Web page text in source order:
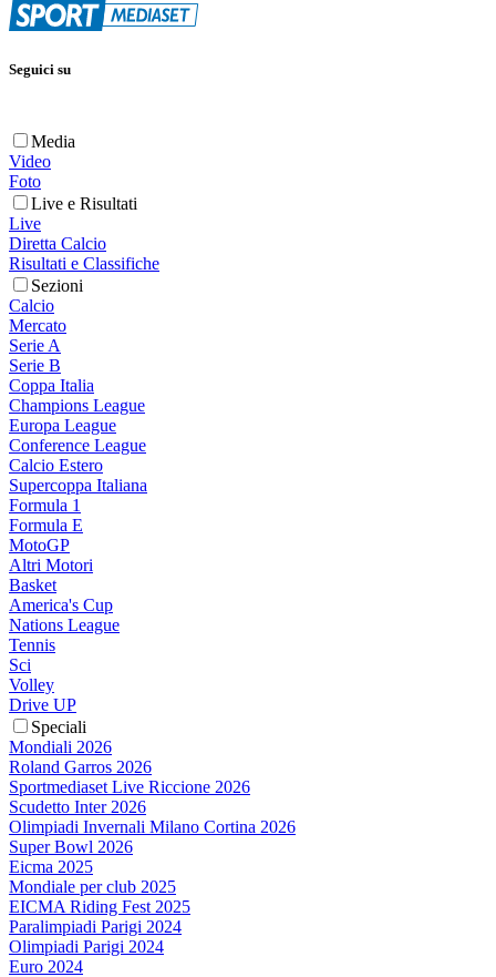
Seguici su
Media
Video
Foto
Live e Risultati
Live
Diretta Calcio
Risultati e Classifiche
Sezioni
Calcio
Mercato
Serie A
Serie B
Coppa Italia
Champions League
Europa League
Conference League
Calcio Estero
Supercoppa Italiana
Formula 1
Formula E
MotoGP
Altri Motori
Basket
America's Cup
Nations League
Tennis
Sci
Volley
Drive UP
Speciali
Mondiali 2026
Roland Garros 2026
Sportmediaset Live Riccione 2026
Scudetto Inter 2026
Olimpiadi Invernali Milano Cortina 2026
Super Bowl 2026
Eicma 2025
Mondiale per club 2025
EICMA Riding Fest 2025
Paralimpiadi Parigi 2024
Olimpiadi Parigi 2024
Euro 2024